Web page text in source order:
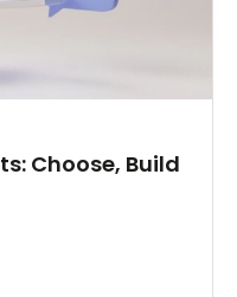
Choose, Build